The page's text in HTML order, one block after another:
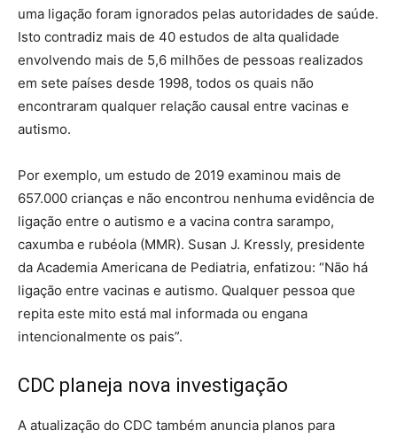
uma ligação foram ignorados pelas autoridades de saúde.
Isto contradiz mais de 40 estudos de alta qualidade
envolvendo mais de 5,6 milhões de pessoas realizados
em sete países desde 1998, todos os quais não
encontraram qualquer relação causal entre vacinas e
autismo.
Por exemplo, um estudo de 2019 examinou mais de
657.000 crianças e não encontrou nenhuma evidência de
ligação entre o autismo e a vacina contra sarampo,
caxumba e rubéola (MMR). Susan J. Kressly, presidente
da Academia Americana de Pediatria, enfatizou: “Não há
ligação entre vacinas e autismo. Qualquer pessoa que
repita este mito está mal informada ou engana
intencionalmente os pais”.
CDC planeja nova investigação
A atualização do CDC também anuncia planos para